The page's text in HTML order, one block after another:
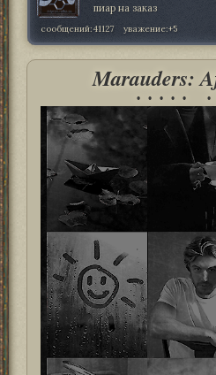
пиар на заказ
сообщений:41127 уважение:+5
Marauders:
• • • • • •